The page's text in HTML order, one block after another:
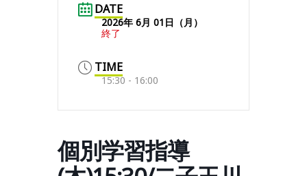
DATE
2026年 6月 01日（月）
終了
TIME
15:30 - 16:00
個別学習指導